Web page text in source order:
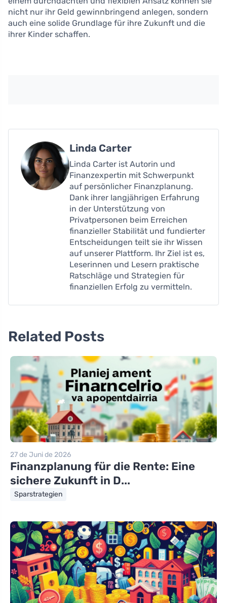
nicht nur ihr Geld gewinnbringend anlegen, sondern
auch eine solide Grundlage für ihre Zukunft und die
ihrer Kinder schaffen.
Linda Carter
Linda Carter ist Autorin und
Finanzexpertin mit Schwerpunkt
auf persönlicher Finanzplanung.
Dank ihrer langjährigen Erfahrung
in der Unterstützung von
Privatpersonen beim Erreichen
finanzieller Stabilität und fundierter
Entscheidungen teilt sie ihr Wissen
auf unserer Plattform. Ihr Ziel ist es,
Leserinnen und Lesern praktische
Ratschläge und Strategien für
finanziellen Erfolg zu vermitteln.
Related Posts
27 de Juni de 2026
Finanzplanung für die Rente: Eine
sichere Zukunft in D...
Sparstrategien